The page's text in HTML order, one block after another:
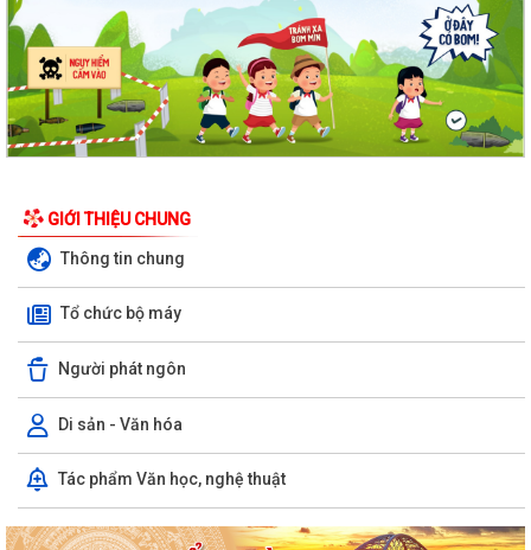
GIỚI THIỆU CHUNG
Thông tin chung
Tổ chức bộ máy
Người phát ngôn
Di sản - Văn hóa
Tác phẩm Văn học, nghệ thuật
Công tác tháng 8/2026 của Ủy ban nhân dân phường Thạch Khôi
Đồng chí Đặng Xuân Thưởng - Uỷ viên Thành uỷ, Phó Trưởng ban
thường trực Ban Nội chính Thành uỷ dự...
Nuôi con bằng sữa mẹ cho một “Khởi đầu bền vững - Phát huy những
Về việc thay đổi địa danh trên bảng hiệu tại các Nhà Văn hoá và tăng
cường công tác quản lý hoạt...
Phường Thạch Khôi tổ chức lấy mẫu sinh phẩm hài cốt liệt sĩ chưa xác
Hội nghị công bố quyết định công tác cán bộ
Chương trình Công tác tuần của Chủ tịch, các Phó Chủ tịch UBND
phường (Từ 03/8/2026 đến 09/8/2026)
Thông tin về chương trình thu hồi xe CB1000 Hornet (xe nhập khẩu) và
xe Rebel 500 & CL 500 (xe nhập...